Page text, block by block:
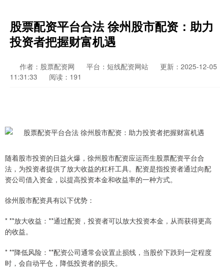
股票配资平台合法 徐州股市配资：助力
投资者把握财富机遇
作者：股票配资网 平台：短线配资网站
更新：2025-12-05
11:31:33
阅读：191
随着股市投资的日益火爆，徐州股市配资应运而生股票配资平台合
法，为投资者提供了放大收益的杠杆工具。配资是指投资者通过向配
资公司借入资金，以提高投资本金和收益率的一种方式。
徐州股市配资具有以下优势：
* **放大收益：**通过配资，投资者可以放大投资本金，从而获得更高
的收益。
* **降低风险：**配资公司通常会设置止损线，当股价下跌到一定程度
时，会自动平仓，降低投资者的损失。